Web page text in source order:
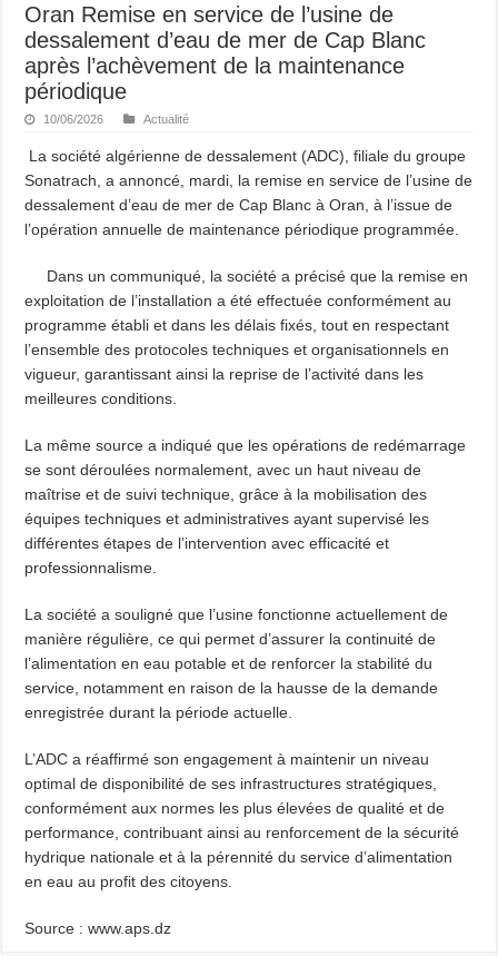
Oran Remise en service de l’usine de
dessalement d’eau de mer de Cap Blanc
après l’achèvement de la maintenance
périodique
10/06/2026 Actualité
La société algérienne de dessalement (ADC), filiale du groupe
Sonatrach, a annoncé, mardi, la remise en service de l’usine de
dessalement d’eau de mer de Cap Blanc à Oran, à l’issue de
l’opération annuelle de maintenance périodique programmée.
Dans un communiqué, la société a précisé que la remise en
exploitation de l’installation a été effectuée conformément au
programme établi et dans les délais fixés, tout en respectant
l’ensemble des protocoles techniques et organisationnels en
vigueur, garantissant ainsi la reprise de l’activité dans les
meilleures conditions.
La même source a indiqué que les opérations de redémarrage
se sont déroulées normalement, avec un haut niveau de
maîtrise et de suivi technique, grâce à la mobilisation des
équipes techniques et administratives ayant supervisé les
différentes étapes de l’intervention avec efficacité et
professionnalisme.
La société a souligné que l’usine fonctionne actuellement de
manière régulière, ce qui permet d’assurer la continuité de
l’alimentation en eau potable et de renforcer la stabilité du
service, notamment en raison de la hausse de la demande
enregistrée durant la période actuelle.
L’ADC a réaffirmé son engagement à maintenir un niveau
optimal de disponibilité de ses infrastructures stratégiques,
conformément aux normes les plus élevées de qualité et de
performance, contribuant ainsi au renforcement de la sécurité
hydrique nationale et à la pérennité du service d’alimentation
en eau au profit des citoyens.
Source : www.aps.dz